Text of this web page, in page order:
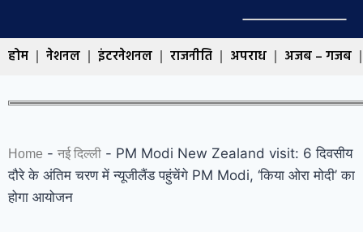
होम नेशनल इंटरनेशनल राजनीति अपराध अजब – गजब
Home - नई दिल्ली - PM Modi New Zealand visit: 6 दिवसीय
दौरे के अंतिम चरण में न्यूजीलैंड पहुंचेंगे PM Modi, ‘किया ओरा मोदी’ का
होगा आयोजन